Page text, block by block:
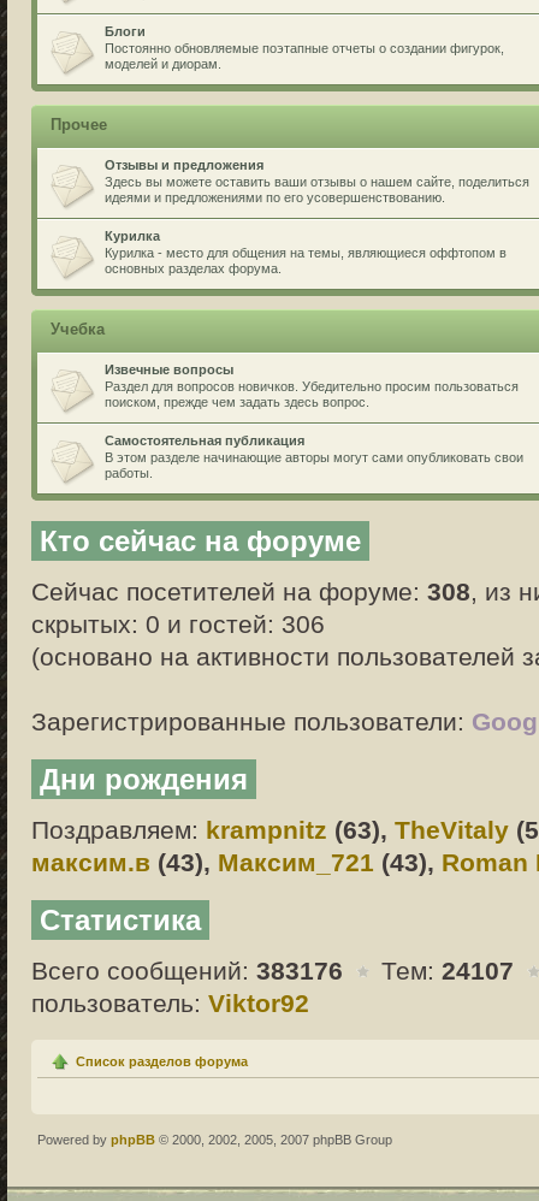
Блоги
Постоянно обновляемые поэтапные отчеты о создании фигурок,
моделей и диорам.
Прочее
Отзывы и предложения
Здесь вы можете оставить ваши отзывы о нашем сайте, поделиться
идеями и предложениями по его усовершенствованию.
Курилка
Курилка - место для общения на темы, являющиеся оффтопом в
основных разделах форума.
Учебка
Извечные вопросы
Раздел для вопросов новичков. Убедительно просим пользоваться
поиском, прежде чем задать здесь вопрос.
Самостоятельная публикация
В этом разделе начинающие авторы могут сами опубликовать свои
работы.
Кто сейчас на форуме
Сейчас посетителей на форуме: 308, из
скрытых: 0 и гостей: 306
(основано на активности пользователей
Зарегистрированные пользователи:
Дни рождения
Поздравляем: krampnitz (63), TheVitaly
максим.в (43), Максим_721 (43), Roman
Статистика
Всего сообщений: 383176 Тем: 24107
пользователь: Viktor92
Список разделов форума
Powered by phpBB © 2000, 2002, 2005, 2007 phpBB Group